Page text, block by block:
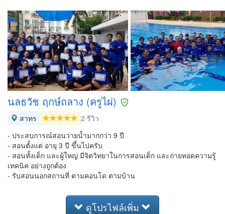
นลธวัช ฤกษ์ถลาง (ครูไผ่)
สาทร
2 รีวิว
- ประสบการณ์สอนว่ายน้ำมากกว่า 9 ปี
- สอนตั้งแต่ อายุ 3 ปี ขึ้นไปครับ
- สอนทั้งเด็ก และผู้ใหญ่ มีจิตวิทยาในการสอนเด็ก และถ่ายทอดความรู้
เทคนิค อย่างถูกต้อง
- รับสอนนอกสถานที่ ตามคอนโด ตามบ้าน
ดูโปรไฟล์เพิ่ม